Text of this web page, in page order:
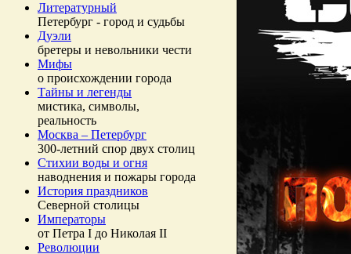
Литературный
Петербург - город и судьбы
Дуэли
бретеры и невольники чести
Мифы
о происхождении города
Тайны и легенды
мистика, символы,
реальность
Москва – Петербург
300-летний спор двух столиц
Стихии воды и огня
наводнения и пожары города
История праздников
Северной столицы
Императоры
от Петра I до Николая II
Революции